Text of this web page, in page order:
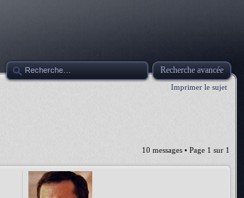
Recherche avancée
Imprimer le sujet
10 messages • Page 1 sur 1